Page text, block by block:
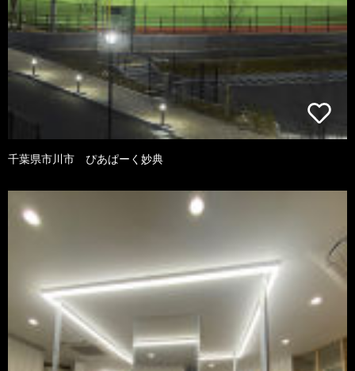
千葉県市川市 ぴあぱーく妙典